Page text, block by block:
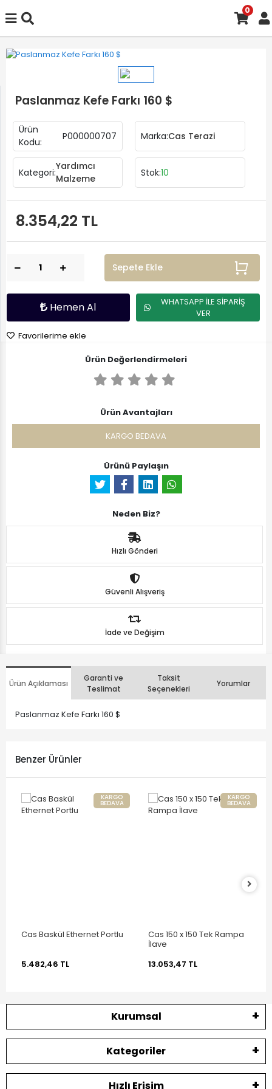
0
Paslanmaz Kefe Farkı 160 $
Ürün
Kodu:
P000000707 Marka:Cas Terazi
Kategori:
Yardımcı
Malzeme
Stok:10
8.354,22 TL
Sepete Ekle
Hemen Al
WHATSAPP İLE SİPARİŞ
VER
Favorilerime ekle
Ürün Değerlendirmeleri
Ürün Avantajları
KARGO BEDAVA
Ürünü Paylaşın
Neden Biz?
Hızlı Gönderi
Güvenli Alışveriş
İade ve Değişim
Ürün Açıklaması
Garanti ve
Teslimat
Taksit
Seçenekleri
Yorumlar
Paslanmaz Kefe Farkı 160 $
Benzer Ürünler
KARGO
BEDAVA
Cas Baskül Ethernet Portlu
5.482,46 TL
KARGO
BEDAVA
Cas 150 x 150 Tek Rampa
İlave
13.053,47 TL
Kurumsal
Kategoriler
Hızlı Erişim